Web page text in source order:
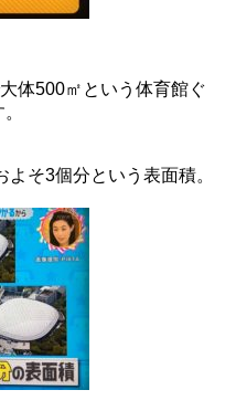
体500㎡という体育館ぐ
そ3個分という表面積。